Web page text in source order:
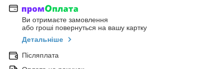
Ви отримаєте замовлення
або гроші повернуться на вашу картку
Детальніше
Післяплата